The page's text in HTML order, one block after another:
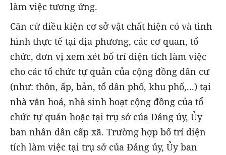
làm việc tương ứng.
Căn cứ điều kiện cơ sở vật chất hiện có và tình
hình thực tế tại địa phương, các cơ quan, tổ
chức, đơn vị xem xét bố trí diện tích làm việc
cho các tổ chức tự quản của cộng đồng dân cư
(như: thôn, ấp, bản, tổ dân phố, khu phố,...) tại
nhà văn hoá, nhà sinh hoạt cộng đồng của tổ
chức tự quản hoặc tại trụ sở của Đảng ủy, Ủy
ban nhân dân cấp xã. Trường hợp bố trí diện
tích làm việc tại trụ sở của Đảng ủy, Ủy ban